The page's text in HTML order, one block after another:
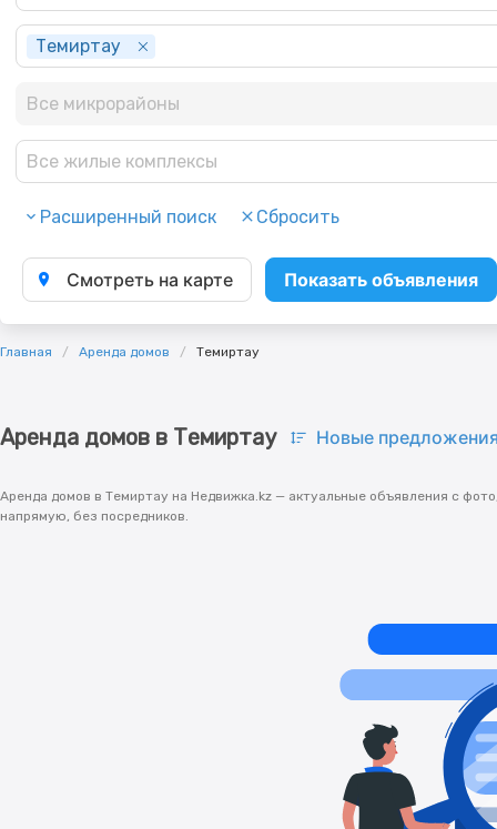
Темиртау
Все микрорайоны
Все жилые комплексы
Расширенный поиск Сбросить
Смотреть на карте Показать объявления
Главная Аренда домов Темиртау
Аренда домов в Темиртау Новые
Аренда домов в Темиртау на Недвижка.kz — актуальные объявления с
напрямую, без посредников.